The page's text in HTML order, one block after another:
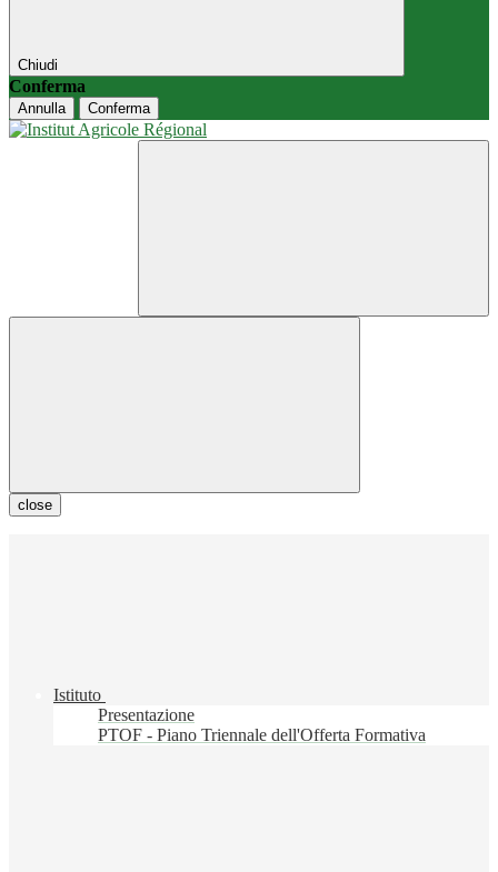
Chiudi
Conferma
Annulla Conferma
close
Istituto
Presentazione
PTOF - Piano Triennale dell'Offerta Formativa